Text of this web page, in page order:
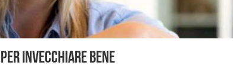
invecchiare bene